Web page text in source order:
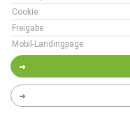
Cookie
Freigabe
Mobil-Landingpage